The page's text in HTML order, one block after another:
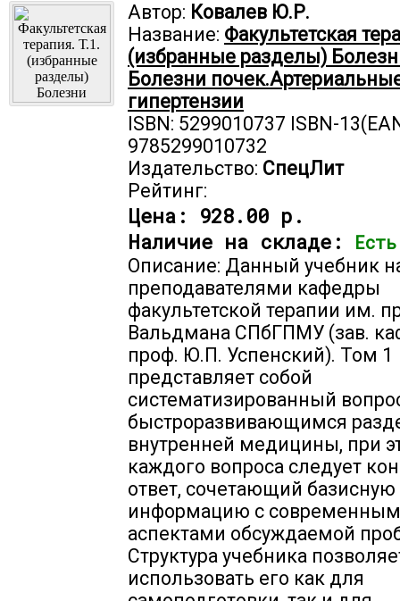
Автор: Ковалев Ю.Р.
Название: Факультетская
(избранные разделы)
Болезни
гипертензии
ISBN: 5299010737 ISBN-
9785299010732
Издательство: СпецЛит
Рейтинг:
Цена: 928.00 р.
Наличие на складе:
Описание: Данный учебник
преподавателями кафедры
факультетской терапии им.
Вальдмана СПбГПМУ (зав.
проф. Ю.П. Успенский). Том 1
представляет собой
систематизированный
быстроразвивающимся
внутренней медицины, при
каждого вопроса следует
ответ, сочетающий базисную
информацию с
аспектами обсуждаемой
Структура учебника
использовать его как для